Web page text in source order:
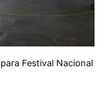
Festival Nacional